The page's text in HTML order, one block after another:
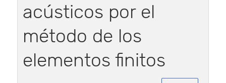
acústicos por el
método de los
elementos finitos